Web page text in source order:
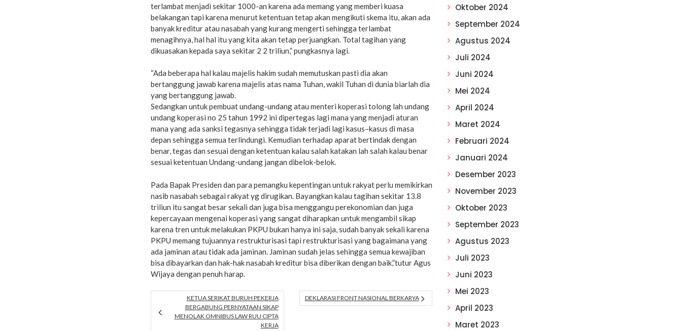
terlambat menjadi sekitar 1000-an karena ada memang yang memberi kuasa
belakangan tapi karena menurut ketentuan tetap akan mengikuti skema itu, akan ada
banyak kreditur atau nasabah yang kurang mengerti sehingga terlambat
menagihnya, hal hal itu yang kita akan tetap perjuangkan. Total tagihan yang
dikuasakan kepada saya sekitar 2 2 triliun,” pungkasnya lagi.
“Ada beberapa hal kalau majelis hakim sudah memutuskan pasti dia akan
bertanggung jawab karena majelis atas nama Tuhan, wakil Tuhan di dunia biarlah dia
yang bertanggung jawab.
Sedangkan untuk pembuat undang-undang atau menteri koperasi tolong lah undang
undang koperasi no 25 tahun 1992 ini dipertegas lagi mana yang menjadi aturan
mana yang ada sanksi tegasnya sehingga tidak terjadi lagi kasus–kasus di masa
depan sehingga semua terlindungi. Kemudian terhadap aparat bertindak dengan
benar, tegas dan sesuai dengan ketentuan kalau salah katakan lah salah kalau benar
sesuai ketentuan Undang-undang jangan dibelok-belok.
Pada Bapak Presiden dan para pemangku kepentingan untuk rakyat perlu memikirkan
nasib nasabah sebagai rakyat yg dirugikan. Bayangkan kalau tagihan sekitar 13.8
triliun itu sangat besar sekali dan juga bisa menggangu perekonomian dan juga
kepercayaan mengenai koperasi yang sangat diharapkan untuk mengambil sikap
karena tren untuk melakukan PKPU bukan hanya ini saja, sudah banyak sekali karena
PKPU memang tujuannya restrukturisasi tapi restrukturisasi yang bagaimana yang
ada jaminan atau tidak ada jaminan. Jaminan sudah jelas sehingga semua kewajiban
bisa dibayarkan dan hak-hak nasabah kreditur bisa diberikan dengan baik,”tutur Agus
Wijaya dengan penuh harap.
KETUA SERIKAT BURUH PEKERJA
BERGABUNG PERNYATAAN SIKAP
MENOLAK OMNIBUS LAW RUU CIPTA
KERJA
DEKLARASI FRONT NASIONAL BERKARYA
Oktober 2024
September 2024
Agustus 2024
Juli 2024
Juni 2024
Mei 2024
April 2024
Maret 2024
Februari 2024
Januari 2024
Desember 2023
November 2023
Oktober 2023
September 2023
Agustus 2023
Juli 2023
Juni 2023
Mei 2023
April 2023
Maret 2023